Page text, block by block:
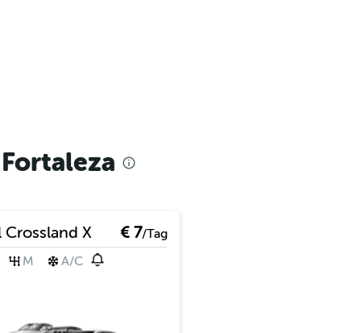
Crossland X € 7/Tag
M
A/C